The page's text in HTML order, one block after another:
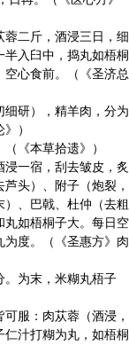
二斤，酒浸三日，细
入臼中，捣丸如梧桐
心食前。（《圣济总
研），精羊肉，分为
）
《本草拾遗》）
一宿，刮去皱皮，炙
头）、附子（炮裂，
、巴戟、杜仲（去粗
如梧桐子大。每日空
度。（《圣惠方》肉
为末，米糊丸梧子
服：肉苁蓉（酒浸，
汁打糊为丸，如梧桐